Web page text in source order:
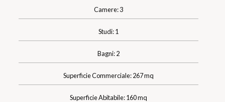
Camere: 3
Studi: 1
Bagni: 2
Superficie Commerciale: 267 mq
Superficie Abitabile: 160 mq